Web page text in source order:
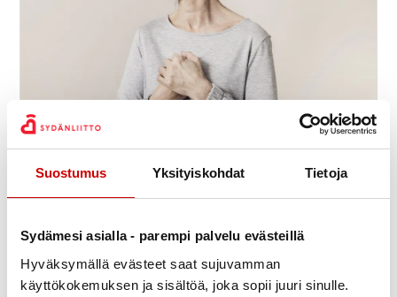
Suostumus Yksityiskohdat Tietoja
Sydämesi asialla - parempi palvelu evästeillä
Hyväksymällä evästeet saat sujuvamman
käyttökokemuksen ja sisältöä, joka sopii juuri sinulle.
9.9.-
Sydänkurssi vähävaraisille
Seiskarinkatu 35, 20900 TURKU
Suomen Sydänliitto ry